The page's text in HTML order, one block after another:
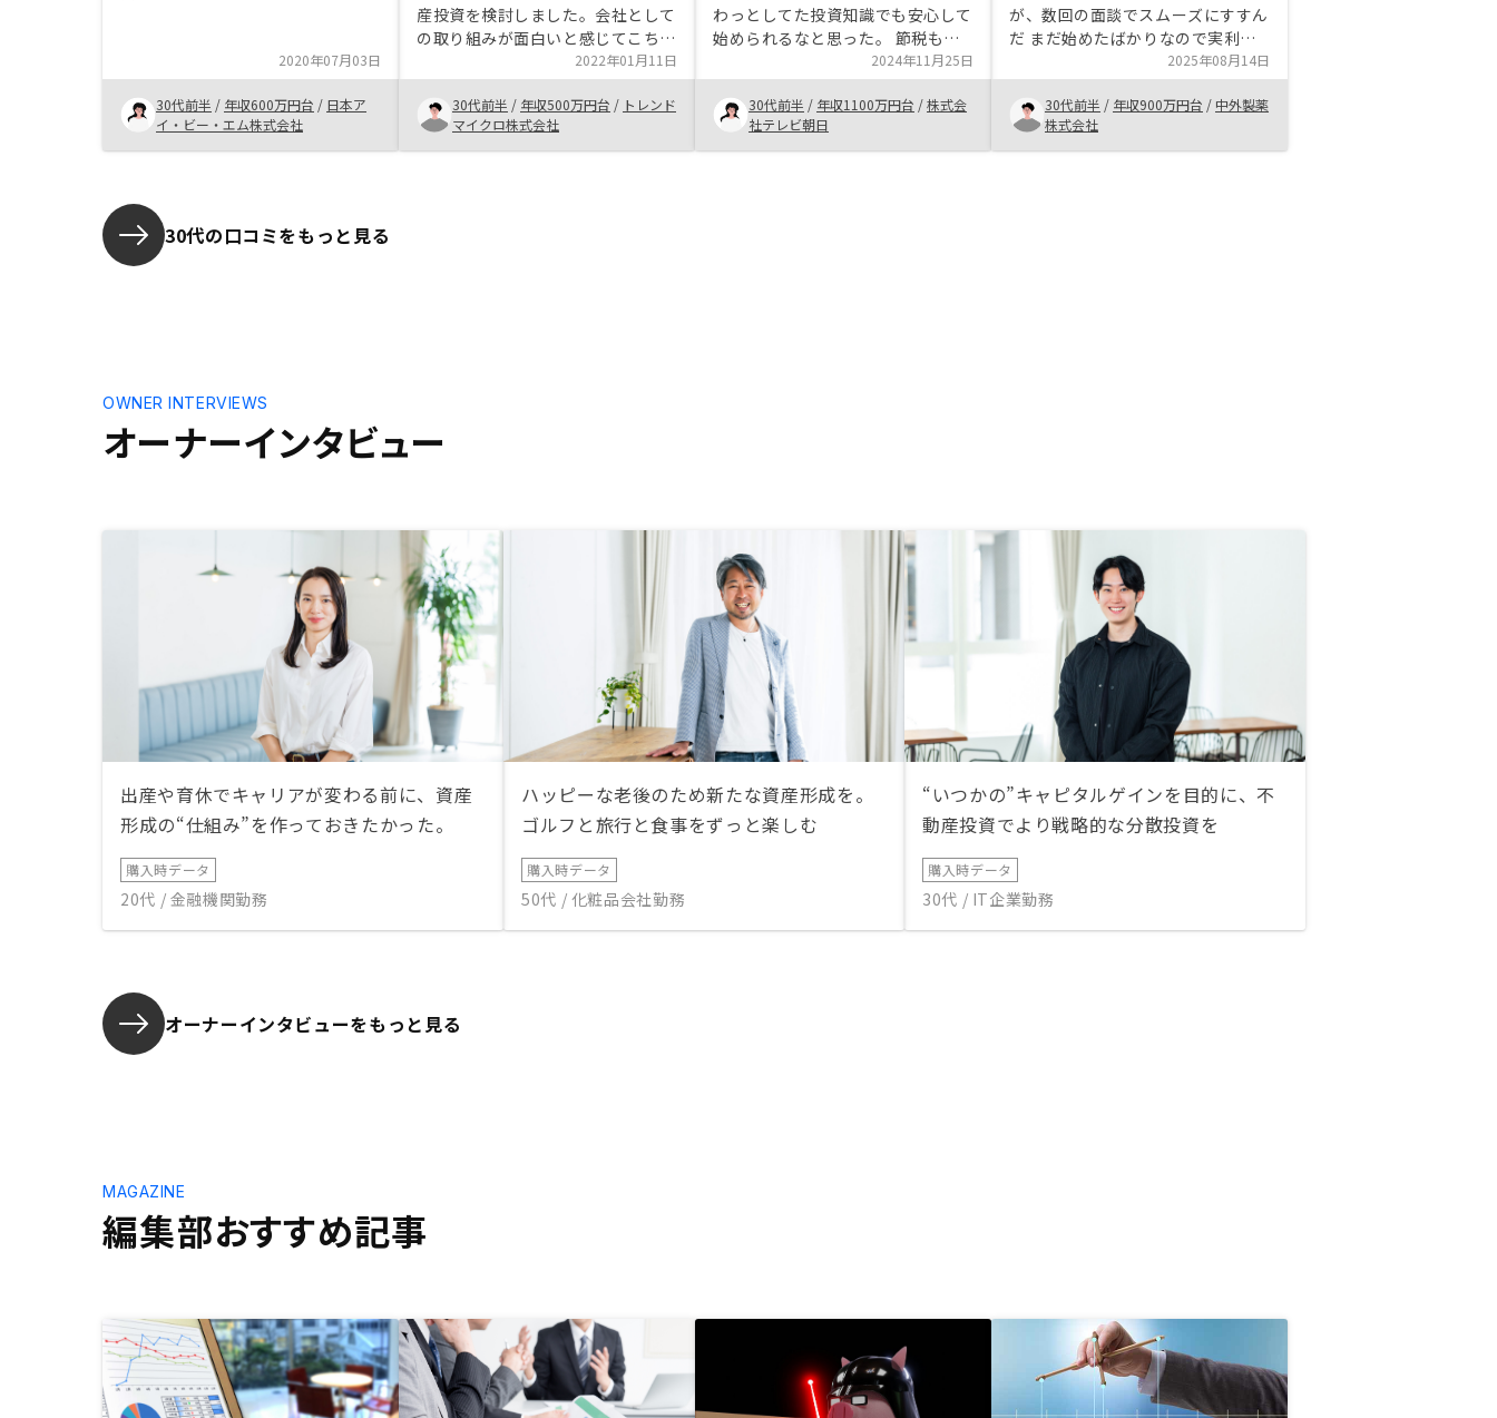
2020年07月03日
30代前半 / 年収600万円台 / 日本ア
イ・ビー・エム株式会社
産投資を検討しました。会社として
の取り組みが面白いと感じてこちら
で決めました。これから物件を増や
していこうと考えていますが、長期
的にお付き合いしていただけそうな
点もこちらで購入した理由です。
2022年01月11日
30代前半 / 年収500万円台 / トレンド
マイクロ株式会社
わっとしてた投資知識でも安心して
始められるなと思った。 節税もそ
うですが、RENOSYだとしっかり自
分にプラスになる運用をサポートし
てくれると思うので、ぜひ知識がな
いから、。と一歩引いてる方にも試
して欲しい
2024年11月25日
30代前半 / 年収1100万円台 /株式会
社テレビ朝日
が、数回の面談でスムーズにすすん
だ まだ始めたばかりなので実利益
はまだだが、アプリなど管理しやす
い。 担当者も親身にコミュニケー
ションをとってくださる。 あとは
もう少し手続きなどが楽になるとな
お良くなると思います。
2025年08月14日
30代前半 / 年収900万円台 / 中外製薬
株式会社
30代の口コミをもっと見る
オーナーインタビュー
OWNER INTERVIEWS
出産や育休でキャリアが変わる前に、資産
形成の“仕組み”を作っておきたかった。
購入時データ
20代 / 金融機関勤務
ハッピーな老後のため新たな資産形成を。
ゴルフと旅行と食事をずっと楽しむ
購入時データ
50代 / 化粧品会社勤務
“いつかの”キャピタルゲインを目的に、不
動産投資でより戦略的な分散投資を
購入時データ
30代 / IT企業勤務
オーナーインタビューをもっと見る
編集部おすすめ記事
MAGAZINE